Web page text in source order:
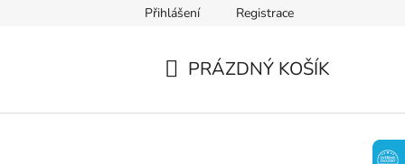
Přihlášení Registrace
PRÁZDNÝ KOŠÍK